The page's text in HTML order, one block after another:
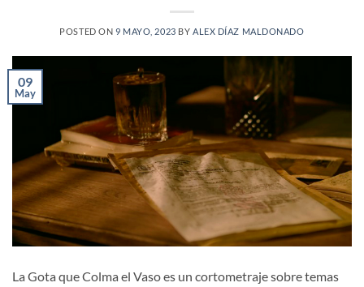
POSTED ON 9 MAYO, 2023 BY ALEX DÍAZ MALDONADO
09
May
La Gota que Colma el Vaso es un cortometraje sobre temas